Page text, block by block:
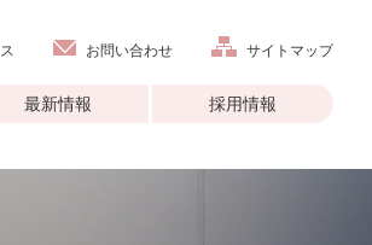
サイトマップ
お問い合わせ
最新情報 採用情報